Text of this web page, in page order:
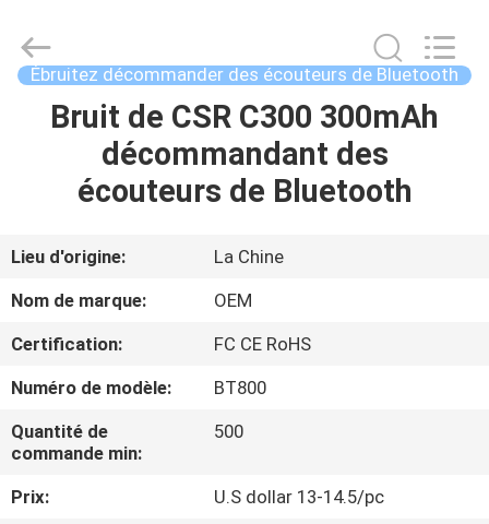
MAISON
PRODUITS
AU
SUJET
DE
VISITE
Electronics
Co,ltd.
Rights
Ébruitez décommander des écouteurs de Bluetooth
Bruit de CSR C300 300mAh
décommandant des
écouteurs de Bluetooth
Lieu d'origine:
La Chine
Nom de marque:
OEM
Certification:
FC CE RoHS
Numéro de modèle:
BT800
Quantité de
commande min:
500
Prix:
U.S dollar 13-14.5/pc